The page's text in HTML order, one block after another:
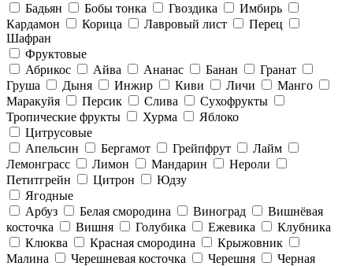
Бадьян
Бобы тонка Гвоздика
Имбирь
Кардамон
Корица Лавровый лист
Перец
Шафран
Фруктовые
Абрикос
Айва Ананас Банан
Гранат
Груша
Дыня Инжир Киви Личи
Манго
Маракуйя
Персик Слива
Сухофрукты
Тропические фрукты
Хурма
Яблоко
Цитрусовые
Апельсин
Бергамот Грейпфрут
Лайм
Лемонграсс
Лимон Мандарин
Нероли
Петитгрейн
Цитрон
Юдзу
Ягодные
Арбуз
Белая смородина Виноград
Вишнёвая
косточка
Вишня Голубика Ежевика
Клубника
Клюква
Красная смородина
Крыжовник
Малина
Черешневая косточка Черешня
Черная